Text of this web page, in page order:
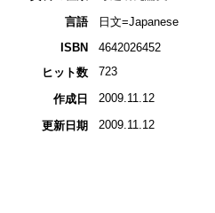
言語
日文=Japanese
ISBN
4642026452
ヒット数
723
作成日 2009.11.12
更新日期 2009.11.12